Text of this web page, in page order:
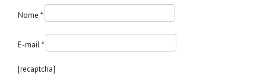
Nome *
E-mail *
[recaptcha]